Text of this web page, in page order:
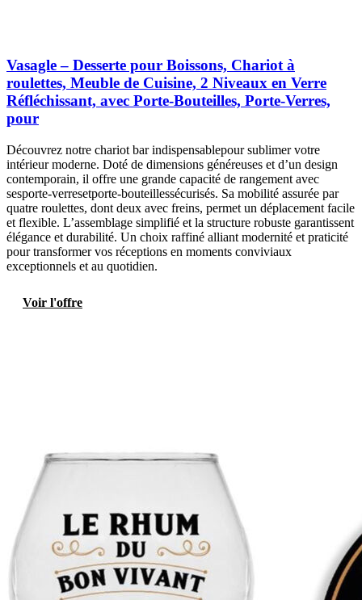
Vasagle – Desserte pour Boissons, Chariot à
roulettes, Meuble de Cuisine, 2 Niveaux en Verre
Réfléchissant, avec Porte-Bouteilles, Porte-Verres,
pour
Découvrez notre chariot bar indispensablepour sublimer votre
intérieur moderne. Doté de dimensions généreuses et d’un design
contemporain, il offre une grande capacité de rangement avec
sesporte-verresetporte-bouteillessécurisés. Sa mobilité assurée par
quatre roulettes, dont deux avec freins, permet un déplacement facile
et flexible. L’assemblage simplifié et la structure robuste garantissent
élégance et durabilité. Un choix raffiné alliant modernité et praticité
pour transformer vos réceptions en moments conviviaux
exceptionnels et au quotidien.
Voir l'offre